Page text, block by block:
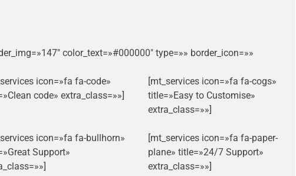
color_text=»#000000″ type=»» border_icon=»»
icon=»fa fa-code»
code» extra_class=»»]
[mt_services icon=»fa fa-cogs»
title=»Easy to Customise»
extra_class=»»]
icon=»fa fa-bullhorn»
Support»
[mt_services icon=»fa fa-paper-
plane» title=»24/7 Support»
extra_class=»»]